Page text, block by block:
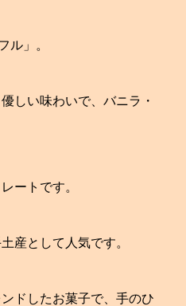
ル」。
しい味わいで、バニラ・
ートです。
産として人気です。
ドしたお菓子で、手のひ